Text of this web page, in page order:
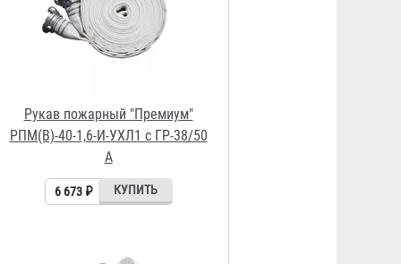
Рукав пожарный "Селект"
РПМ(В)-50-1,6-УХЛ1 с ГР-50 А/П и
РС-50.01А